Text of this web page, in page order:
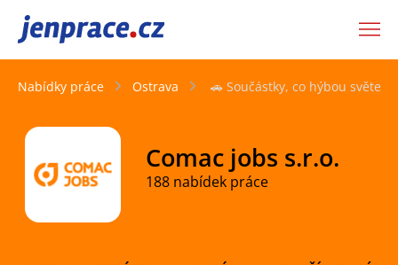
JenPráce.cz
Nabídky práce Ostrava 🚗 Součástky, co hýbou
Comac jobs s.r.o.
188 nabídek práce